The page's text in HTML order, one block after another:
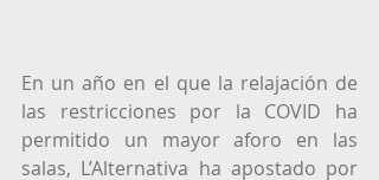
En un año en el que la relajación de
las restricciones por la COVID ha
permitido un mayor aforo en las
salas, L’Alternativa ha apostado por